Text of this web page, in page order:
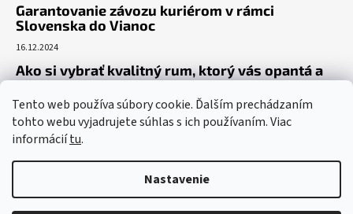
Tento web používa súbory cookie. Ďalším prechádzaním
tohto webu vyjadrujete súhlas s ich používaním. Viac
informáciítu.
Nastavenie
Garantovanie závozu kuriérom v rámci
Slovenska do Vianoc
16.12.2024
Ako si vybrať kvalitný rum, ktorý vás opantá a
už nepustí?
16.6.2023
Dokonalý gin tonic recept – ako si pripraviť toto
osviežujúce letné eso?